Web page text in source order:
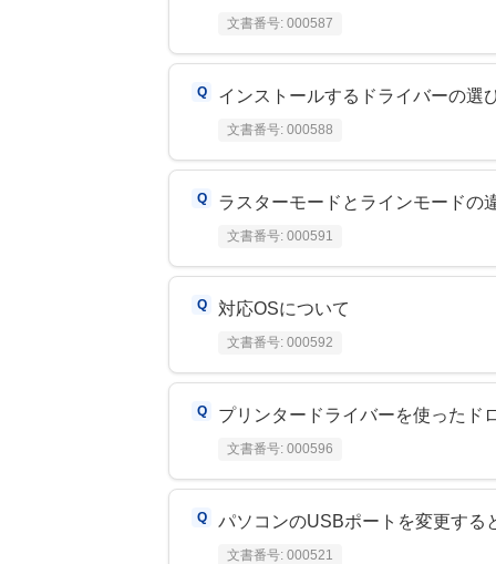
文書番号: 000587
インストールするドライバーの選
文書番号: 000588
ラスターモードとラインモードの
文書番号: 000591
対応OSについて
文書番号: 000592
プリンタードライバーを使ったド
文書番号: 000596
パソコンのUSBポートを変更する
文書番号: 000521